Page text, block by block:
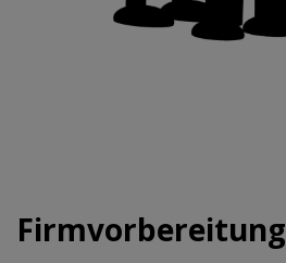
Firmvorbereitung